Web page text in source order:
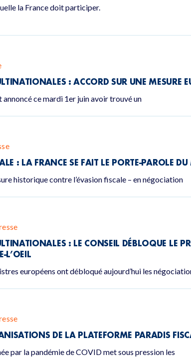
la France doit participer.
: ACCORD SUR UNE MESURE
ce mardi 1er juin avoir trouvé un
: LA FRANCE SE FAIT LE PORTE-PAROLE DU
historique contre l’évasion fiscale – en négociation
: LE CONSEIL DÉBLOQUE LE
L’OEIL
européens ont débloqué aujourd’hui les
DE LA PLATEFORME PARADIS
par la pandémie de COVID met sous pression les